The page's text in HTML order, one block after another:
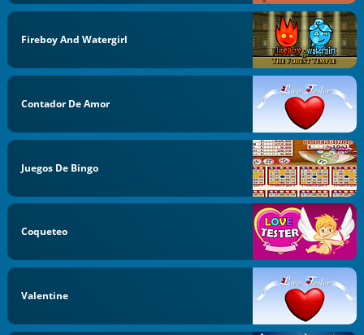
Fireboy And Watergirl
Contador De Amor
Juegos De Bingo
Coqueteo
Valentine